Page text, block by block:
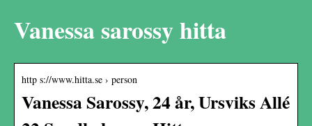
Vanessa sarossy hitta
http s://www.hitta.se › person
Vanessa Sarossy, 24 år, Ursviks Allé